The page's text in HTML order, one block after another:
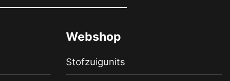
Webshop
Stofzuigunits